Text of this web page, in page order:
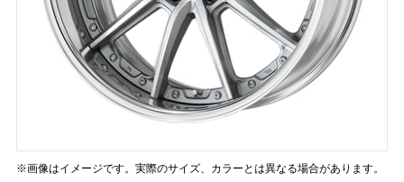
※画像はイメージです。実際のサイズ、カラーとは異なる場合があります。